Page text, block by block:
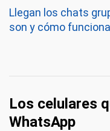
Llegan los chats
son y cómo
Los celulares
WhatsApp